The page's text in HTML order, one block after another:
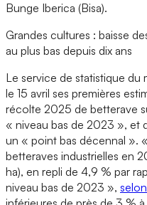
Bunge Iberica (Bisa).
Grandes cultures : baisse
au plus bas depuis dix ans
Le service de statistique du
le 15 avril ses premières
récolte 2025 de betterave
« niveau bas de 2023 », et
un « point bas décennal ».
betteraves industrielles en
ha), en repli de 4,9 % par
niveau bas de 2023 »,